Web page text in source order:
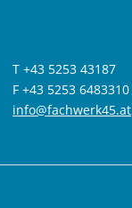
T +43 5253 43187
F +43 5253 6483310
info@fachwerk45.at